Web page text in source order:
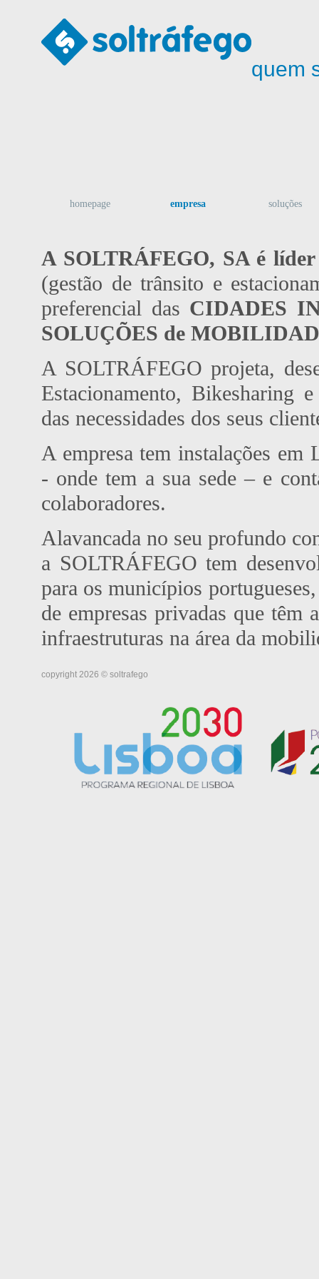
homepage empresa soluções
quem
A SOLTRÁFEGO, SA é
(gestão de trânsito e
preferencial das CIDADES
SOLUÇÕES de
A SOLTRÁFEGO projeta,
Estacionamento, Bikesharing
das necessidades dos seus
A empresa tem instalações
- onde tem a sua sede – e
colaboradores.
Alavancada no seu profundo
a SOLTRÁFEGO tem
para os municípios
de empresas privadas que têm
infraestruturas na área da
copyright 2026 © soltrafego